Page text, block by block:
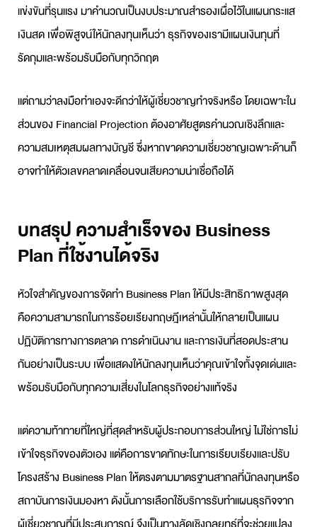
แข่งขันที่รุนแรง มาคำนวณเป็นงบประมาณสำรองเผื่อไว้ในแผนกระแส
เงินสด เพื่อพิสูจน์ให้นักลงทุนเห็นว่า ธุรกิจของเรามีแผนเงินทุนที่
รัดกุมและพร้อมรับมือกับทุกวิกฤต
แต่ถามว่าลงมือทำเองจะดีกว่าให้ผู้เชี่ยวชาญทำจริงหรือ โดยเฉพาะใน
ส่วนของ Financial Projection ต้องอาศัยสูตรคำนวณเชิงลึกและ
ความสมเหตุสมผลทางบัญชี ซึ่งหากขาดความเชี่ยวชาญเฉพาะด้านก็
อาจทำให้ตัวเลขคลาดเคลื่อนจนเสียความน่าเชื่อถือได้
บทสรุป ความสำเร็จของ Business
Plan ที่ใช้งานได้จริง
หัวใจสำคัญของการจัดทำBusiness Planให้มีประสิทธิภาพสูงสุด
คือความสามารถในการร้อยเรียงทฤษฎีเหล่านั้นให้กลายเป็นแผน
ปฏิบัติการทางการตลาด การดำเนินงาน และการเงินที่สอดประสาน
กันอย่างเป็นระบบ เพื่อแสดงให้นักลงทุนเห็นว่าคุณเข้าใจทั้งจุดเด่นและ
พร้อมรับมือกับทุกความเสี่ยงในโลกธุรกิจอย่างแท้จริง
แต่ความท้าทายที่ใหญ่ที่สุดสำหรับผู้ประกอบการส่วนใหญ่ ไม่ใช่การไม่
เข้าใจธุรกิจของตัวเอง แต่คือการขาดทักษะในการเรียบเรียงและปรับ
โครงสร้าง Business Planให้ตรงตามมาตรฐานสากลที่นักลงทุนหรือ
สถาบันการเงินมองหา ดังนั้นการเลือกใช้บริการรับทำแผนธุรกิจจาก